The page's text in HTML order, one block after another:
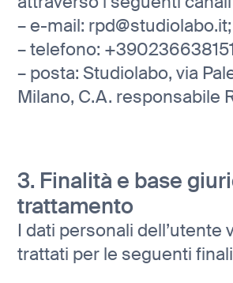
– e-mail: rpd@studiolabo.it;
– telefono:
– posta: Studiolabo, via
Milano, C.A. responsabile
3. Finalità e base
trattamento
I dati personali dell’utente
trattati per le seguenti